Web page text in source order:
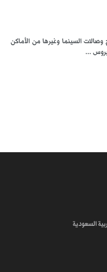
السينما وغيرها من الأماكن
...
السعودية